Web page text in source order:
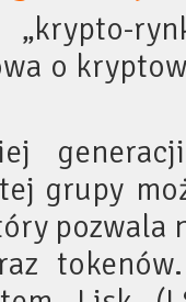
„krypto-
o
grupy